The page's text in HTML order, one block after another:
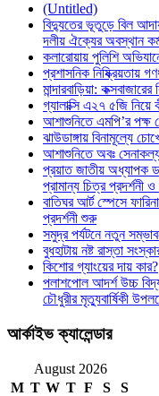
(Untitled)
বিদ্যুতের ভূতুড়ে বিল
দলীয় ঐক্যের অবস্থান
কলারোয়ায় পুলিশি
প্রশাসনিক নিষ্ক্রিয়তায়
মান্দারবাড়িয়া:
গ্যালাক্সি এ২৭ ৫জি নিয়ে
আশাশুনিতে এমপি’র পক্ষ
ঝাউডাঙ্গায় বিনামূল্যে
আশাশুনিতে অবঃ
প্রয়াত জাতীয় অধ্যাপক
প্রামান্য চিত্র প্রদর্শনী
বাতিঘর আর্ট স্পেসে
প্রদর্শনী শুরু
সমুদ্র পর্যটনে নতুন
বুধহাটায় নষ্ট রাস্তা
কিশোর গ্যাংয়ের দায় কার?
পলাশপোল আদর্শ উচ্চ
চৌধুরীর মৃত্যুবার্ষিকী
আর্কাইভ ক্যালেন্ডার
August 2026
M T W T F S
S